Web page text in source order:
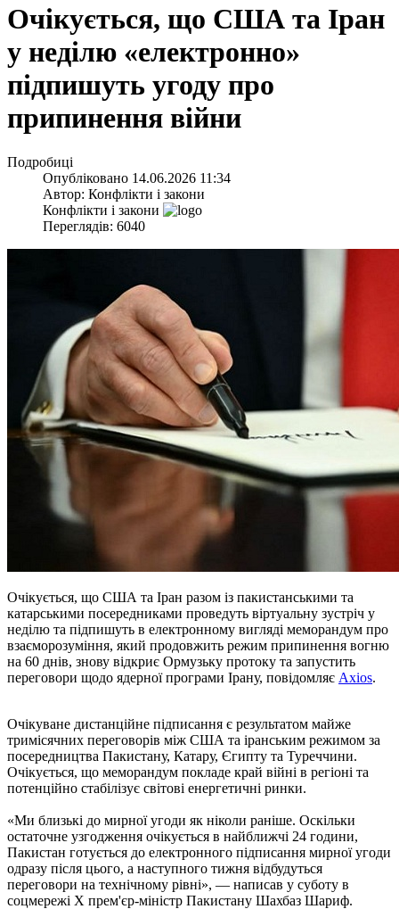
​Очікується, що США та Іран
у неділю «електронно»
підпишуть угоду про
припинення війни
Подробиці
Опубліковано 14.06.2026 11:34
Автор: Конфлікти і закони
Конфлікти і закони
Переглядів: 6040
Очікується, що США та Іран разом із пакистанськими та
катарськими посередниками проведуть віртуальну зустріч у
неділю та підпишуть в електронному вигляді меморандум про
взаєморозуміння, який продовжить режим припинення вогню
на 60 днів, знову відкриє Ормузьку протоку та запустить
переговори щодо ядерної програми Ірану, повідомляє Axios.
Очікуване дистанційне підписання є результатом майже
тримісячних переговорів між США та іранським режимом за
посередництва Пакистану, Катару, Єгипту та Туреччини.
Очікується, що меморандум покладе край війні в регіоні та
потенційно стабілізує світові енергетичні ринки.
«Ми близькі до мирної угоди як ніколи раніше. Оскільки
остаточне узгодження очікується в найближчі 24 години,
Пакистан готується до електронного підписання мирної угоди
одразу після цього, а наступного тижня відбудуться
переговори на технічному рівні», — написав у суботу в
соцмережі X прем'єр-міністр Пакистану Шахбаз Шариф.